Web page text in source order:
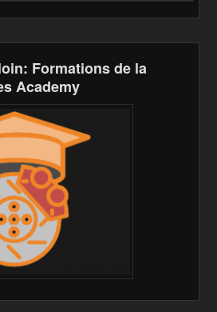
Formations de la
Academy